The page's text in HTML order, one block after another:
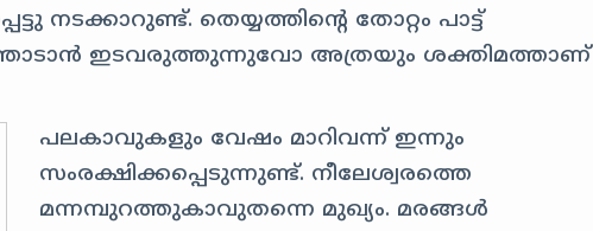
തെയ്യത്തിന്റെ തോറ്റം പാട്ട്
ഇടവരുത്തുന്നുവോ അത്രയും ശക്തിമത്താണ്
പലകാവുകളും വേഷം മാറിവന്ന് ഇന്നും
സംരക്ഷിക്കപ്പെടുന്നുണ്ട്. നീലേശ്വരത്തെ
മന്നമ്പുറത്തുകാവുതന്നെ മുഖ്യം. മരങ്ങൾ